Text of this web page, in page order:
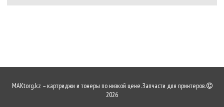
MAKtorg.kz – картриджи и тонеры по низкой цене. Запчасти для принтеров.
2026